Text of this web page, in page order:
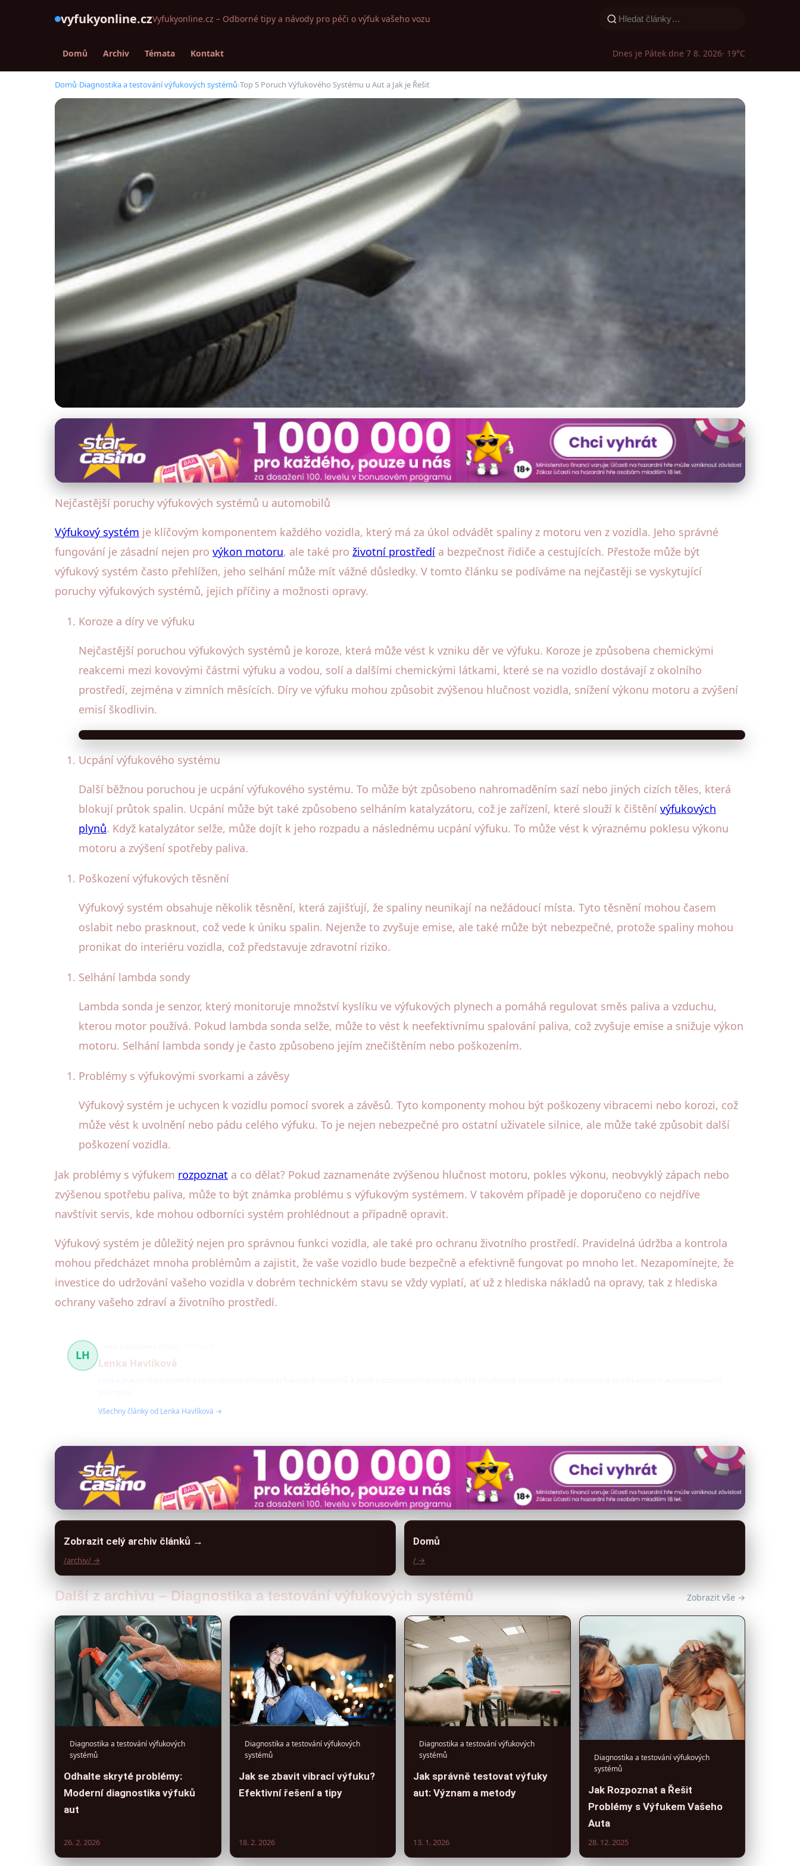
vyfukyonline.czVyfukyonline.cz – Odborné tipy a návody pro péči o výfuk vašeho vozu
Domů Archiv Témata Kontakt Dnes je Pátek dne 7 8. 2026· 19°C
Domů›Diagnostika a testování výfukových systémů›Top 5 Poruch Výfukového Systému u Aut a Jak je Řešit
Diagnostika a testování výfukových systémů
Top 5 Poruch Výfukového Systému u Aut a Jak je Řešit
26. 1. 2026· 4 min čtení · Autor: Lenka Havlíková
Nejčastější poruchy výfukových systémů u automobilů
Výfukový systém je klíčovým komponentem každého vozidla, který má za úkol odvádět spaliny z motoru ven z vozidla. Jeho správné
fungování je zásadní nejen pro výkon motoru, ale také pro životní prostředí a bezpečnost řidiče a cestujících. Přestože může být
výfukový systém často přehlížen, jeho selhání může mít vážné důsledky. V tomto článku se podíváme na nejčastěji se vyskytující
poruchy výfukových systémů, jejich příčiny a možnosti opravy.
Koroze a díry ve výfuku
Nejčastější poruchou výfukových systémů je koroze, která může vést k vzniku děr ve výfuku. Koroze je způsobena chemickými
reakcemi mezi kovovými částmi výfuku a vodou, solí a dalšími chemickými látkami, které se na vozidlo dostávají z okolního
prostředí, zejména v zimních měsících. Díry ve výfuku mohou způsobit zvýšenou hlučnost vozidla, snížení výkonu motoru a zvýšení
emisí škodlivin.
Ucpání výfukového systému
Další běžnou poruchou je ucpání výfukového systému. To může být způsobeno nahromaděním sazí nebo jiných cizích těles, která
blokují průtok spalin. Ucpání může být také způsobeno selháním katalyzátoru, což je zařízení, které slouží k čištění výfukových
plynů. Když katalyzátor selže, může dojít k jeho rozpadu a následnému ucpání výfuku. To může vést k výraznému poklesu výkonu
motoru a zvýšení spotřeby paliva.
Poškození výfukových těsnění
Výfukový systém obsahuje několik těsnění, která zajišťují, že spaliny neunikají na nežádoucí místa. Tyto těsnění mohou časem
oslabit nebo prasknout, což vede k úniku spalin. Nejenže to zvyšuje emise, ale také může být nebezpečné, protože spaliny mohou
pronikat do interiéru vozidla, což představuje zdravotní riziko.
Selhání lambda sondy
Lambda sonda je senzor, který monitoruje množství kyslíku ve výfukových plynech a pomáhá regulovat směs paliva a vzduchu,
kterou motor používá. Pokud lambda sonda selže, může to vést k neefektivnímu spalování paliva, což zvyšuje emise a snižuje výkon
motoru. Selhání lambda sondy je často způsobeno jejím znečištěním nebo poškozením.
Problémy s výfukovými svorkami a závěsy
Výfukový systém je uchycen k vozidlu pomocí svorek a závěsů. Tyto komponenty mohou být poškozeny vibracemi nebo korozi, což
může vést k uvolnění nebo pádu celého výfuku. To je nejen nebezpečné pro ostatní uživatele silnice, ale může také způsobit další
poškození vozidla.
Jak problémy s výfukem rozpoznat a co dělat? Pokud zaznamenáte zvýšenou hlučnost motoru, pokles výkonu, neobvyklý zápach nebo
zvýšenou spotřebu paliva, může to být známka problému s výfukovým systémem. V takovém případě je doporučeno co nejdříve
navštívit servis, kde mohou odborníci systém prohlédnout a případně opravit.
Výfukový systém je důležitý nejen pro správnou funkci vozidla, ale také pro ochranu životního prostředí. Pravidelná údržba a kontrola
mohou předcházet mnoha problémům a zajistit, že vaše vozidlo bude bezpečně a efektivně fungovat po mnoho let. Nezapomínejte, že
investice do udržování vašeho vozidla v dobrém technickém stavu se vždy vyplatí, ať už z hlediska nákladů na opravy, tak z hlediska
ochrany vašeho zdraví a životního prostředí.
LH
Lenka Havlíková
Všechny články od Lenka Havlíková →
Zobrazit celý archiv článků →
/archiv/ →
Domů
/ →
Další z archivu – Diagnostika a testování výfukových systémů Zobrazit vše →
Diagnostika a testování výfukových
systémů
Odhalte skryté problémy:
Moderní diagnostika výfuků
aut
26. 2. 2026
Diagnostika a testování výfukových
systémů
Jak se zbavit vibrací výfuku?
Efektivní řešení a tipy
18. 2. 2026
Diagnostika a testování výfukových
systémů
Jak správně testovat výfuky
aut: Význam a metody
13. 1. 2026
Diagnostika a testování výfukových
systémů
Jak Rozpoznat a Řešit
Problémy s Výfukem Vašeho
Auta
28. 12. 2025